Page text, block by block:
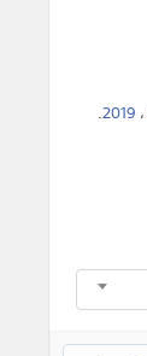
، 2019
.